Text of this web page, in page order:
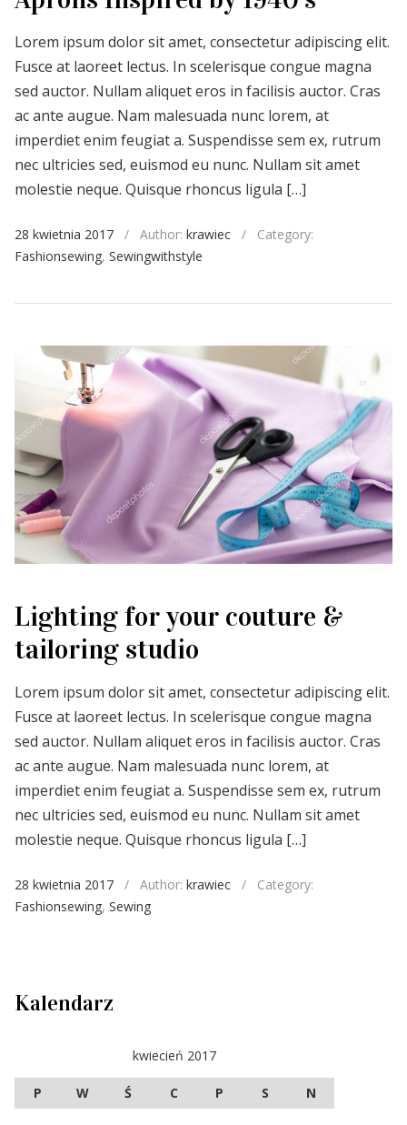
Lorem ipsum dolor sit amet, consectetur adipiscing elit.
Fusce at laoreet lectus. In scelerisque congue magna
sed auctor. Nullam aliquet eros in facilisis auctor. Cras
ac ante augue. Nam malesuada nunc lorem, at
imperdiet enim feugiat a. Suspendisse sem ex, rutrum
nec ultricies sed, euismod eu nunc. Nullam sit amet
molestie neque. Quisque rhoncus ligula […]
28 kwietnia 2017 / Author: krawiec /
Category:
Fashionsewing, Sewingwithstyle
Lighting for your couture &
tailoring studio
Lorem ipsum dolor sit amet, consectetur adipiscing elit.
Fusce at laoreet lectus. In scelerisque congue magna
sed auctor. Nullam aliquet eros in facilisis auctor. Cras
ac ante augue. Nam malesuada nunc lorem, at
imperdiet enim feugiat a. Suspendisse sem ex, rutrum
nec ultricies sed, euismod eu nunc. Nullam sit amet
molestie neque. Quisque rhoncus ligula […]
28 kwietnia 2017 / Author: krawiec /
Category:
Fashionsewing, Sewing
Kalendarz
kwiecień 2017
P W Ś C P S N